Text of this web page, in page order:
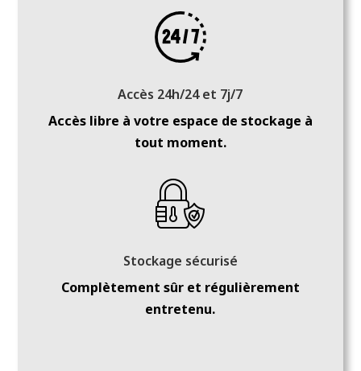
Accès 24h/24 et 7j/7
Accès libre à votre espace de stockage à
tout moment.
Stockage sécurisé
Complètement sûr et régulièrement
entretenu.